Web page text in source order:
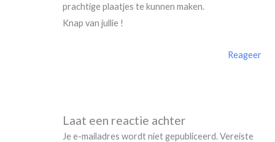
prachtige plaatjes te kunnen maken.
Knap van jullie !
Reageer
Laat een reactie achter
Je e-mailadres wordt niet gepubliceerd. Vereiste